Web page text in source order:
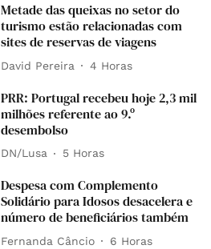
Metade das queixas no setor do
turismo estão relacionadas com
sites de reservas de viagens
David Pereira 4 Horas
PRR: Portugal recebeu hoje 2,3 mil
milhões referente ao 9.º
desembolso
DN/Lusa 5 Horas
Despesa com Complemento
Solidário para Idosos desacelera e
número de beneficiários também
Fernanda Câncio 6 Horas